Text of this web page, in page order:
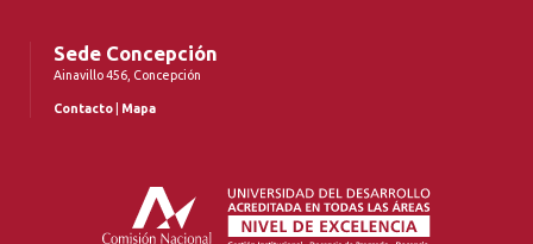
Sede Concepción
Ainavillo 456, Concepción
Contacto Mapa